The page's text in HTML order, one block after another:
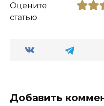
Оцените
статью
Добавить